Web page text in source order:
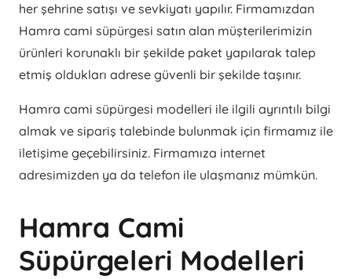
her şehrine satışı ve sevkiyatı yapılır. Firmamızdan
Hamra cami süpürgesi satın alan müşterilerimizin
ürünleri korunaklı bir şekilde paket yapılarak talep
etmiş oldukları adrese güvenli bir şekilde taşınır.
Hamra cami süpürgesi modelleri ile ilgili ayrıntılı bilgi
almak ve sipariş talebinde bulunmak için firmamız ile
iletişime geçebilirsiniz. Firmamıza internet
adresimizden ya da telefon ile ulaşmanız mümkün.
Hamra Cami
Süpürgeleri Modelleri